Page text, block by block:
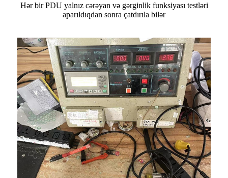
Hər bir PDU yalnız cərəyan və gərginlik funksiyası testləri
aparıldıqdan sonra çatdırıla bilər